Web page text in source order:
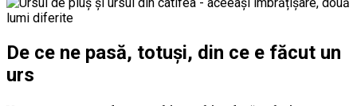
De ce ne pasă, totuși, din ce e făcut un
urs